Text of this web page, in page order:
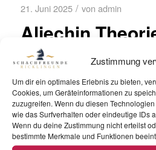
Zustimmung
Um dir ein optimales Erlebnis zu bieten,
Cookies, um Geräteinformationen zu
zuzugreifen. Wenn du diesen
wie das Surfverhalten oder eindeutige IDs
Wenn du deine Zustimmung nicht erteilst
bestimmte Merkmale und Funktionen
21. Juni 2025 / von admin
Aljechin
1.e4 – Nf6
Kortschnoi
…